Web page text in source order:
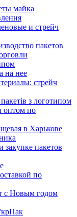
майка
и стрейч
пакетов
на нее
стрейч
з логотипом
оптом по
в Харькове
закупке пакетов
по
с Новым годом